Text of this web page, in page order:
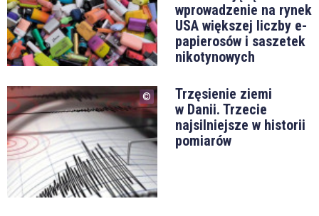
wprowadzenie na rynek
USA większej liczby e-
papierosów i saszetek
nikotynowych
Trzęsienie ziemi
w Danii. Trzecie
najsilniejsze w historii
pomiarów